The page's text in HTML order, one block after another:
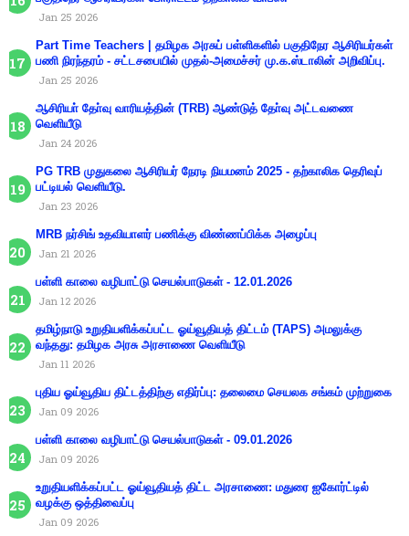
Jan 25 2026
Part Time Teachers | தமிழக அரசுப் பள்ளிகளில் பகுதிநேர ஆசிரியர்கள்
பணி நிரந்தரம் - சட்டசபையில் முதல்-அமைச்சர் மு.க.ஸ்டாலின் அறிவிப்பு.
Jan 25 2026
ஆசிரியா் தோ்வு வாரியத்தின் (TRB) ஆண்டுத் தோ்வு அட்டவணை
வெளியீடு
Jan 24 2026
PG TRB முதுகலை ஆசிரியர் நேரடி நியமனம் 2025 - தற்காலிக தெரிவுப்
பட்டியல் வெளியீடு.
Jan 23 2026
MRB நர்சிங் உதவியாளர் பணிக்கு விண்ணப்பிக்க அழைப்பு
Jan 21 2026
பள்ளி காலை வழிபாட்டு செயல்பாடுகள் - 12.01.2026
Jan 12 2026
தமிழ்நாடு உறுதியளிக்கப்பட்ட ஓய்வூதியத் திட்டம் (TAPS) அமலுக்கு
வந்தது: தமிழக அரசு அரசாணை வெளியீடு
Jan 11 2026
புதிய ஓய்வூதிய திட்டத்திற்கு எதிர்ப்பு: தலைமை செயலக சங்கம் முற்றுகை
Jan 09 2026
பள்ளி காலை வழிபாட்டு செயல்பாடுகள் - 09.01.2026
Jan 09 2026
உறுதியளிக்கப்பட்ட ஓய்வூதியத் திட்ட அரசாணை: மதுரை ஐகோர்ட்டில்
வழக்கு ஒத்திவைப்பு
Jan 09 2026